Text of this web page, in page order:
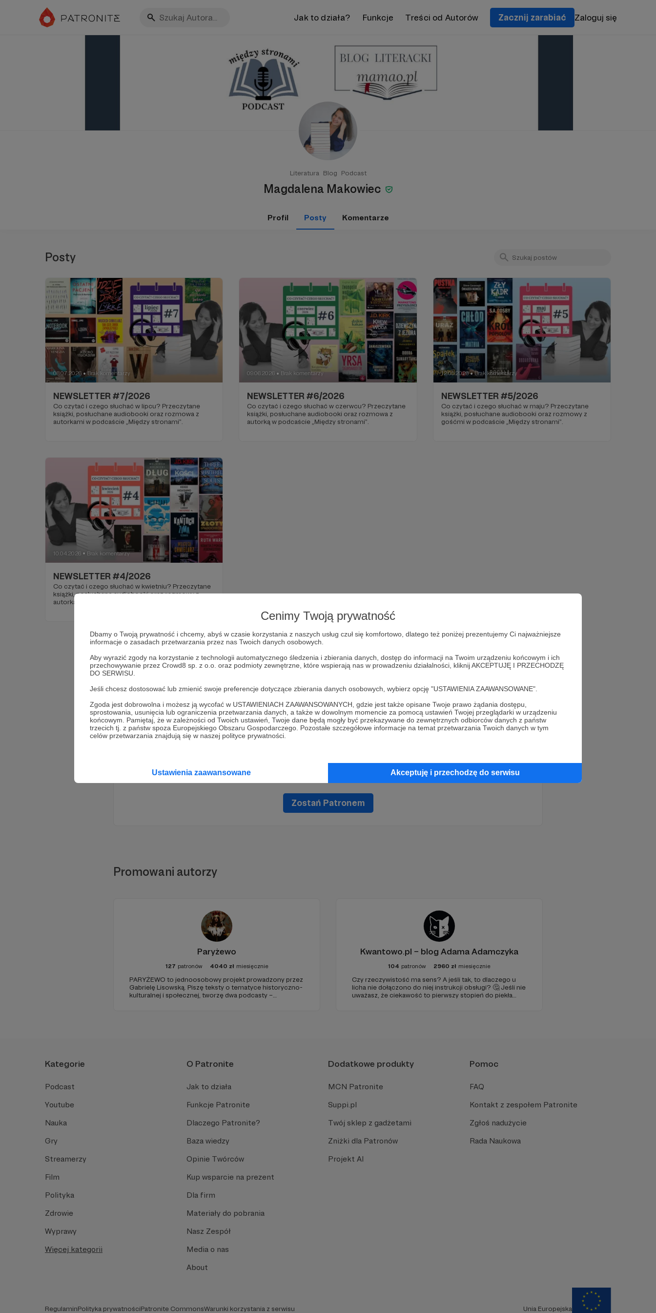
Cenimy Twoją prywatność
Dbamy o Twoją prywatność i chcemy, abyś w czasie korzystania z naszych usług czuł się komfortowo, dlatego też poniżej prezentujemy Ci najważniejsze
informacje o zasadach przetwarzania przez nas Twoich danych osobowych.
Aby wyrazić zgody na korzystanie z technologii automatycznego śledzenia i zbierania danych, dostęp do informacji na Twoim urządzeniu końcowym i ich
przechowywanie przez Crowd8 sp. z o.o. oraz podmioty zewnętrzne, które wspierają nas w prowadzeniu działalności, kliknij AKCEPTUJĘ I PRZECHODZĘ
DO SERWISU.
Jeśli chcesz dostosować lub zmienić swoje preferencje dotyczące zbierania danych osobowych, wybierz opcję "USTAWIENIA ZAAWANSOWANE".
Zgoda jest dobrowolna i możesz ją wycofać w USTAWIENIACH ZAAWANSOWANYCH, gdzie jest także opisane Twoje prawo żądania dostępu,
sprostowania, usunięcia lub ograniczenia przetwarzania danych, a także w dowolnym momencie za pomocą ustawień Twojej przeglądarki w urządzeniu
końcowym. Pamiętaj, że w zależności od Twoich ustawień, Twoje dane będą mogły być przekazywane do zewnętrznych odbiorców danych z państw
trzecich tj. z państw spoza Europejskiego Obszaru Gospodarczego. Pozostałe szczegółowe informacje na temat przetwarzania Twoich danych w tym
celów przetwarzania znajdują się w naszej polityce prywatności.
Ustawienia zaawansowane Akceptuję i przechodzę do serwisu
Jak to działa? Funkcje Treści od Autorów Zacznij zarabiać Zaloguj się
Literatura Blog Podcast
Magdalena Makowiec
Profil Posty Komentarze
Posty
08.07.2026 ● Brak komentarzy
NEWSLETTER #7/2026
Co czytać i czego słuchać w lipcu? Przeczytane
książki, posłuchane audiobooki oraz rozmowa z
autorkami w podcaście „Między stronami”.
09.06.2026 ● Brak komentarzy
NEWSLETTER #6/2026
Co czytać i czego słuchać w czerwcu? Przeczytane
książki, posłuchane audiobooki oraz rozmowa z
autorką w podcaście „Między stronami”.
12.05.2026 ● Brak komentarzy
NEWSLETTER #5/2026
Co czytać i czego słuchać w maju? Przeczytane
książki, posłuchane audiobooki oraz rozmowy z
gośćmi w podcaście „Między stronami”.
10.04.2026 ● Brak komentarzy
NEWSLETTER #4/2026
Co czytać i czego słuchać w kwietniu? Przeczytane
książki, posłuchane audiobooki oraz rozmowy z
autorkami w minionym miesiącu.
Wesprzyj działalność Autora Magdalena Makowiecjuż teraz!
Zostań Patronem
Promowani autorzy
Paryżewo
127 patronów 4040 zł miesięcznie
PARYŻEWO to jednoosobowy projekt prowadzony przez
Gabrielę Lisowską. Piszę teksty o tematyce historyczno-
kulturalnej i społecznej, tworzę dwa podcasty –
Kwantowo.pl – blog Adama Adamczyka
104 patronów 2960 zł miesięcznie
Czy rzeczywistość ma sens? A jeśli tak, to dlaczego u
licha nie dołączono do niej instrukcji obsługi? 🤔 Jeśli nie
uważasz, że ciekawość to pierwszy stopień do piekła
Kategorie
Podcast
Youtube
Nauka
Gry
Streamerzy
Film
Polityka
Zdrowie
Wyprawy
Więcej kategorii
O Patronite
Jak to działa
Funkcje Patronite
Dlaczego Patronite?
Baza wiedzy
Opinie Twórców
Kup wsparcie na prezent
Dla firm
Materiały do pobrania
Nasz Zespół
Media o nas
About
Dodatkowe produkty
MCN Patronite
Suppi.pl
Twój sklep z gadżetami
Zniżki dla Patronów
Projekt AI
Pomoc
FAQ
Kontakt z zespołem Patronite
Zgłoś nadużycie
Rada Naukowa
RegulaminPolityka prywatnościPatronite CommonsWarunki korzystania z serwisu Unia Europejska